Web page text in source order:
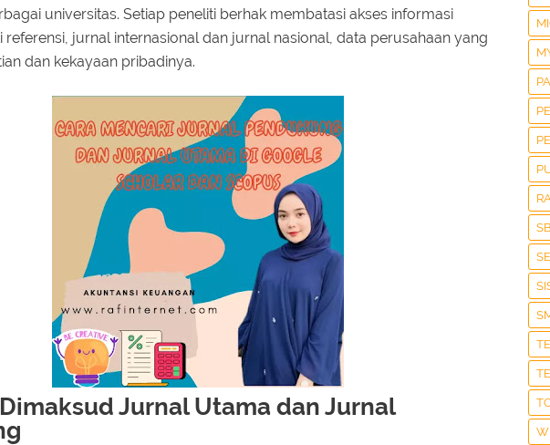
universitas. Setiap peneliti berhak membatasi akses informasi
referensi, jurnal internasional dan jurnal nasional, data perusahaan yang
dan kekayaan pribadinya.
Jurnal Utama dan Jurnal